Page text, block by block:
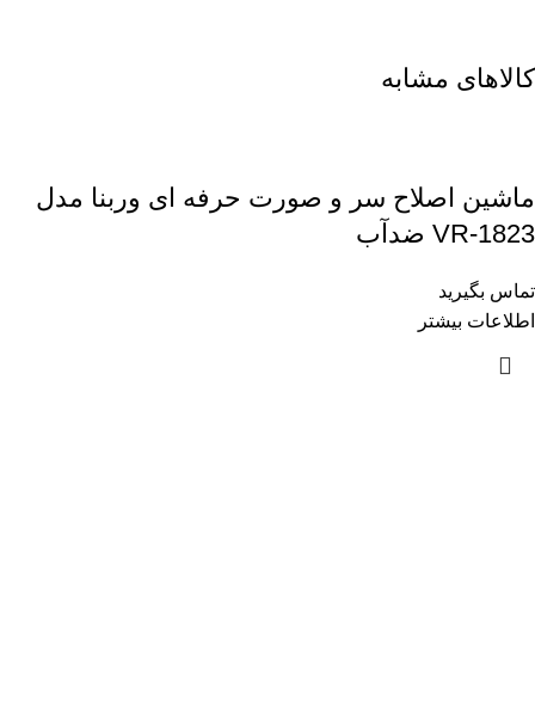
کالاهای مشابه
ماشین اصلاح سر و صورت حرفه ای وربنا مدل
VR-1823 ضدآب
تماس بگیرید
اطلاعات بیشتر